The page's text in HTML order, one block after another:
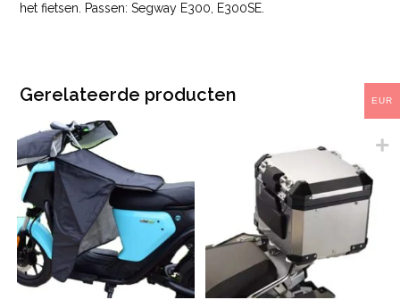
het fietsen. Passen: Segway E300, E300SE.
Gerelateerde producten EUR